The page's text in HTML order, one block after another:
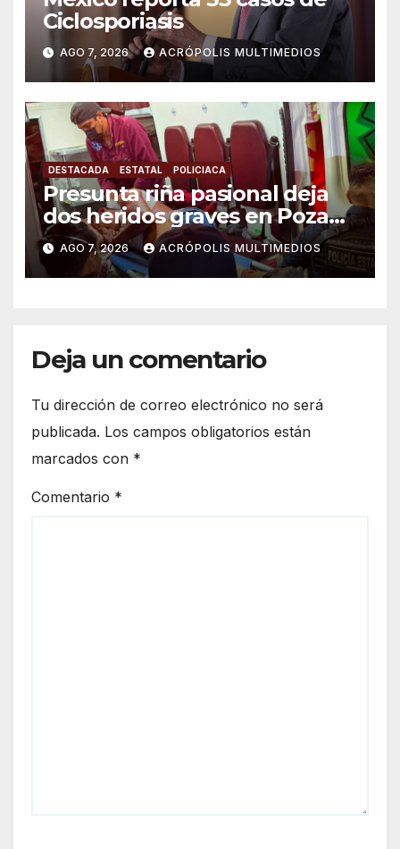
Ciclosporiasis
AGO 7, 2026 ACRÓPOLIS MULTIMEDIOS
DESTACADA ESTATAL POLICIACA
Presunta riña pasional deja
dos heridos graves en Poza
Rica
AGO 7, 2026 ACRÓPOLIS MULTIMEDIOS
Deja un comentario
Tu dirección de correo electrónico no será
publicada. Los campos obligatorios están
marcados con *
Comentario *